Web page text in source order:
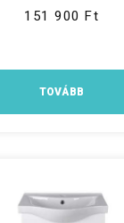
151 900 Ft
TOVÁBB